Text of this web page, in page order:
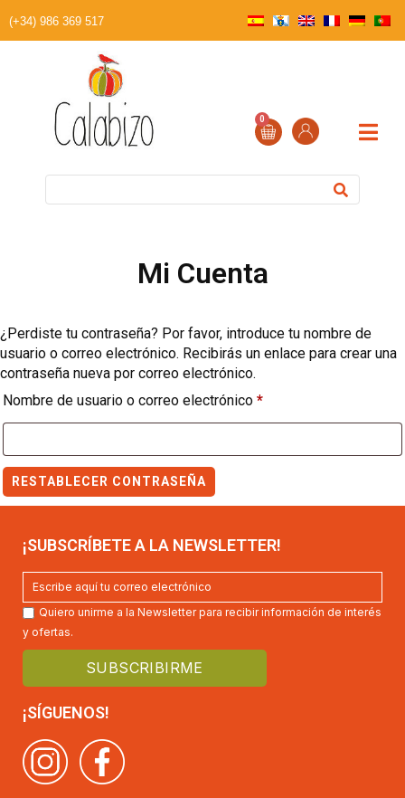
(+34) 986 369 517
0
Mi Cuenta
¿Perdiste tu contraseña? Por favor, introduce tu nombre de
usuario o correo electrónico. Recibirás un enlace para crear una
contraseña nueva por correo electrónico.
Nombre de usuario o correo electrónico *
RESTABLECER CONTRASEÑA
¡SUBSCRÍBETE A LA NEWSLETTER!
Quiero unirme a la Newsletter para recibir información de interés
y ofertas.
¡SÍGUENOS!